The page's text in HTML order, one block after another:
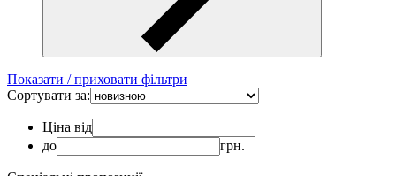
Показати / приховати фільтри
Сортувати за:
Ціна від
до
грн.